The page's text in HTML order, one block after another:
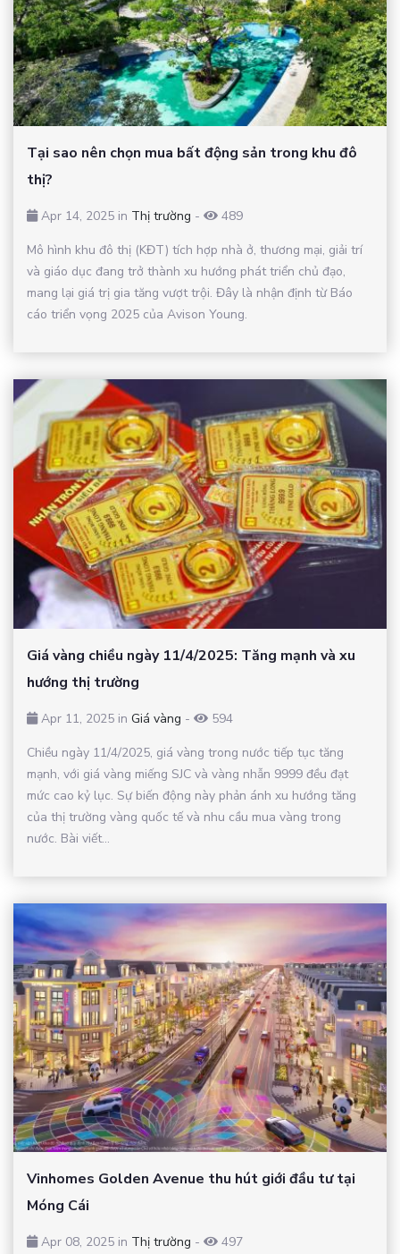
Tại sao nên chọn mua bất động sản trong khu đô
thị?
Apr 14, 2025 in Thị trường -
489
Mô hình khu đô thị (KĐT) tích hợp nhà ở, thương mại, giải trí
và giáo dục đang trở thành xu hướng phát triển chủ đạo,
mang lại giá trị gia tăng vượt trội. Đây là nhận định từ Báo
cáo triển vọng 2025 của Avison Young.
Giá vàng chiều ngày 11/4/2025: Tăng mạnh và xu
hướng thị trường
Apr 11, 2025 in Giá vàng -
594
Chiều ngày 11/4/2025, giá vàng trong nước tiếp tục tăng
mạnh, với giá vàng miếng SJC và vàng nhẫn 9999 đều đạt
mức cao kỷ lục. Sự biến động này phản ánh xu hướng tăng
của thị trường vàng quốc tế và nhu cầu mua vàng trong
nước. Bài viết...
Vinhomes Golden Avenue thu hút giới đầu tư tại
Móng Cái
Apr 08, 2025 in Thị trường -
497